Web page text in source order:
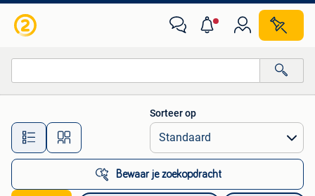
Alle afstanden…
Sorteer op
Bewaar je zoekopdracht